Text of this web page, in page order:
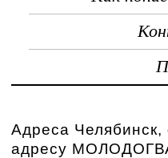
Адреса Челябинск,
адресу